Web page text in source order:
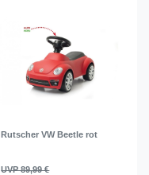
Rutscher VW Beetle rot
UVP 89,99 €